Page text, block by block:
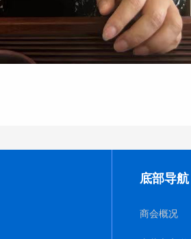
底部导航
商会概况